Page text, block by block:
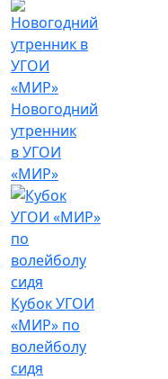
Новогодний
утренник
в УГОИ
«МИР»
Кубок УГОИ
«МИР» по
волейболу
сидя